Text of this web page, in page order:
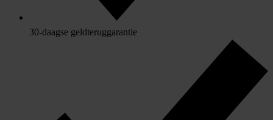
30-daagse geldteruggarantie